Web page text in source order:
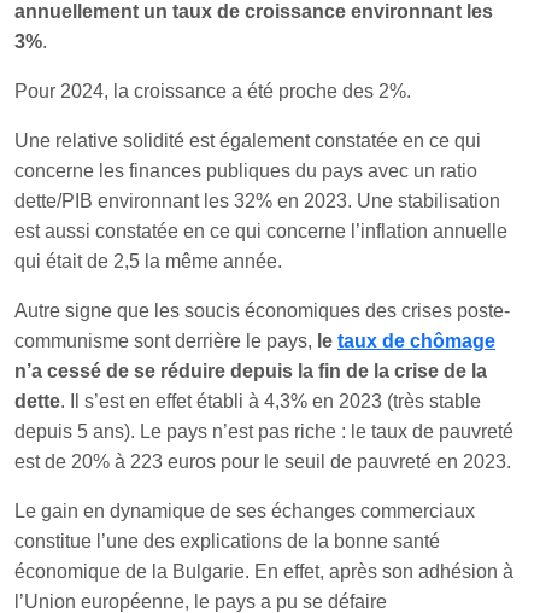
annuellement un taux de croissance environnant les
3%.
Pour 2024, la croissance a été proche des 2%.
Une relative solidité est également constatée en ce qui
concerne les finances publiques du pays avec un ratio
dette/PIB environnant les 32% en 2023. Une stabilisation
est aussi constatée en ce qui concerne l’inflation annuelle
qui était de 2,5 la même année.
Autre signe que les soucis économiques des crises poste-
communisme sont derrière le pays, le taux de chômage
n’a cessé de se réduire depuis la fin de la crise de la
dette. Il s’est en effet établi à 4,3% en 2023 (très stable
depuis 5 ans). Le pays n’est pas riche : le taux de pauvreté
est de 20% à 223 euros pour le seuil de pauvreté en 2023.
Le gain en dynamique de ses échanges commerciaux
constitue l’une des explications de la bonne santé
économique de la Bulgarie. En effet, après son adhésion à
l’Union européenne, le pays a pu se défaire